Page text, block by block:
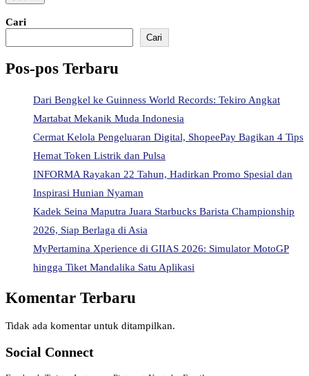
Cari
Cari
Pos-pos Terbaru
Dari Bengkel ke Guinness World Records: Tekiro Angkat
Martabat Mekanik Muda Indonesia
Cermat Kelola Pengeluaran Digital, ShopeePay Bagikan 4 Tips
Hemat Token Listrik dan Pulsa
INFORMA Rayakan 22 Tahun, Hadirkan Promo Spesial dan
Inspirasi Hunian Nyaman
Kadek Seina Maputra Juara Starbucks Barista Championship
2026, Siap Berlaga di Asia
MyPertamina Xperience di GIIAS 2026: Simulator MotoGP
hingga Tiket Mandalika Satu Aplikasi
Komentar Terbaru
Tidak ada komentar untuk ditampilkan.
Social Connect